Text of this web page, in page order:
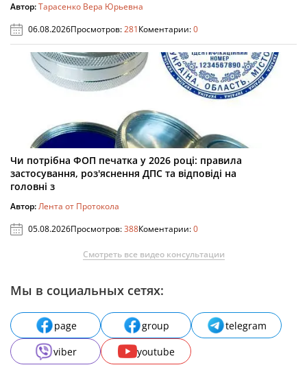
Автор:Тарасенко Вера Юрьевна
06.08.2026Просмотров:281Коментарии:0
Чи потрібна ФОП печатка у 2026 році: правила
застосування, роз'яснення ДПС та відповіді на
головні з
Автор:Лента от Протокола
05.08.2026Просмотров:388Коментарии:0
Смотреть все видео консультации
Мы в социальных сетях:
page group
telegram
viber
youtube